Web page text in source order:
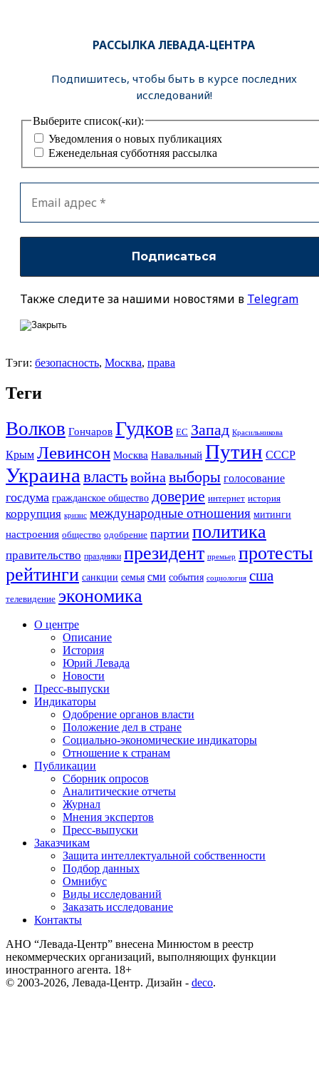
РАССЫЛКА ЛЕВАДА-ЦЕНТРА
Подпишитесь, чтобы быть в курсе последних
исследований!
Выберите список(-ки):
Уведомления о новых публикациях
Еженедельная субботняя рассылка
Также следите за нашими новостями в Telegram
Тэги: безопасность, Москва, права
Теги
Волков Гончаров Гудков ЕС Запад Красильникова
Крым Левинсон Москва Навальный Путин СССР
Украина властьвойна выборы голосование
госдума гражданское общество доверие интернет история
коррупция кризис международные отношения митинги
настроения общество одобрение партии политика
правительство праздники президент премьер протесты
рейтинги санкции семья сми события социология сша
телевидение экономика
О центре
Описание
История
Юрий Левада
Новости
Пресс-выпуски
Индикаторы
Одобрение органов власти
Положение дел в стране
Социально-экономические индикаторы
Отношение к странам
Публикации
Сборник опросов
Аналитические отчеты
Журнал
Мнения экспертов
Пресс-выпуски
Заказчикам
Защита интеллектуальной собственности
Подбор данных
Омнибус
Виды исследований
Заказать исследование
Контакты
АНО “Левада-Центр” внесена Минюстом в реестр
некоммерческих организаций, выполняющих функции
иностранного агента. 18+
© 2003-2026, Левада-Центр. Дизайн - deco.